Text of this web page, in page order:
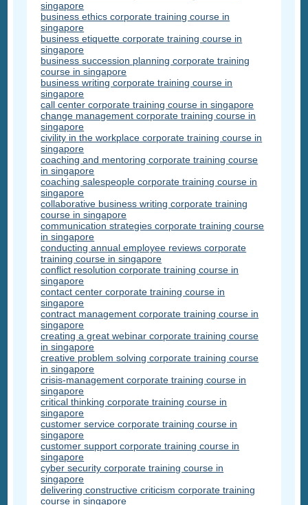
singapore
business ethics corporate training course in
singapore
business etiquette corporate training course in
singapore
business succession planning corporate training
course in singapore
business writing corporate training course in
singapore
call center corporate training course in singapore
change management corporate training course in
singapore
civility in the workplace corporate training course in
singapore
coaching and mentoring corporate training course
in singapore
coaching salespeople corporate training course in
singapore
collaborative business writing corporate training
course in singapore
communication strategies corporate training course
in singapore
conducting annual employee reviews corporate
training course in singapore
conflict resolution corporate training course in
singapore
contact center corporate training course in
singapore
contract management corporate training course in
singapore
creating a great webinar corporate training course
in singapore
creative problem solving corporate training course
in singapore
crisis-management corporate training course in
singapore
critical thinking corporate training course in
singapore
customer service corporate training course in
singapore
customer support corporate training course in
singapore
cyber security corporate training course in
singapore
delivering constructive criticism corporate training
course in singapore